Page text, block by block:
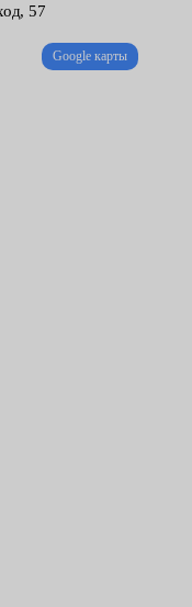
57
Google карты